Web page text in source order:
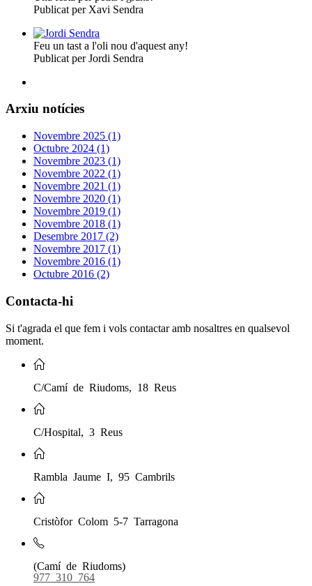
Publicat per Xavi Sendra
Feu un tast a l'oli nou d'aquest any!
Publicat per Jordi Sendra
Arxiu notícies
Novembre 2025 (1)
Octubre 2024 (1)
Novembre 2023 (1)
Novembre 2022 (1)
Novembre 2021 (1)
Novembre 2020 (1)
Novembre 2019 (1)
Novembre 2018 (1)
Desembre 2017 (2)
Novembre 2017 (1)
Novembre 2016 (1)
Octubre 2016 (2)
Contacta-hi
Si t'agrada el que fem i vols contactar amb nosaltres en qualsevol
moment.
C/Camí de Riudoms, 18 Reus
C/Hospital, 3 Reus
Rambla Jaume I, 95 Cambrils
Cristòfor Colom 5-7 Tarragona
(Camí de Riudoms)
977 310 764